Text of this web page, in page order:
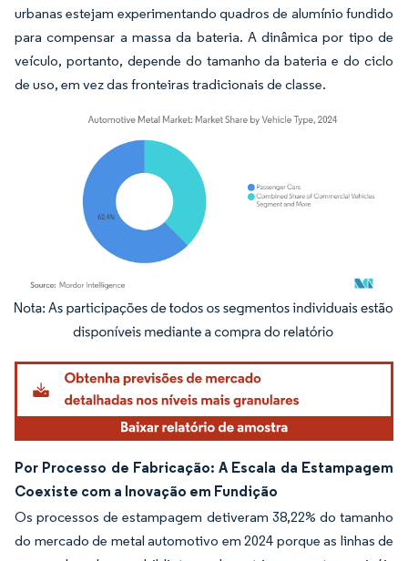
urbanas estejam experimentando quadros de alumínio fundido
para compensar a massa da bateria. A dinâmica por tipo de
veículo, portanto, depende do tamanho da bateria e do ciclo
de uso, em vez das fronteiras tradicionais de classe.
Imagem © Mordor Intelligence. O reuso requer atribuição conforme CC BY 4.0.
Por Processo de Fabricação: A Escala da Estampagem
Coexiste com a Inovação em Fundição
Os processos de estampagem detiveram 38,22% do tamanho
do mercado de metal automotivo em 2024 porque as linhas de